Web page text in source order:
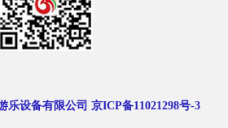
乐设备有限公司 京ICP备11021298号-3